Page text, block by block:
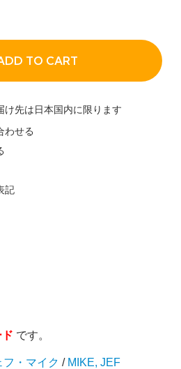
TO CART
け先は日本国内に限ります
わせる
記
です。
フ・マイク / MIKE, JEF